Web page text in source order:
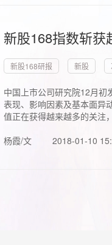
新股168指数斩
新股168研报 新股
中国上市公司研究院12月初
表现、影响因素及基本面异
值正在获得越来越多的关注
杨霞/文
2018-01-10